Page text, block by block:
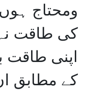
ومحتاج ہوں
کی طاقت
اپنی طاقت
کے مطابق